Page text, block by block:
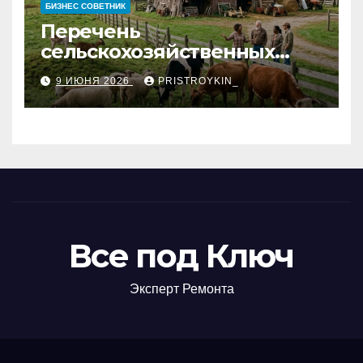
БИЗНЕС СОВЕТНИК
Перечень
сельскохозяйственных
животных и информация о
структуре
сельскохозяйственных
9 ИЮНЯ 2026 PRISTROYKIN_
Все под Ключ
Эксперт Ремонта